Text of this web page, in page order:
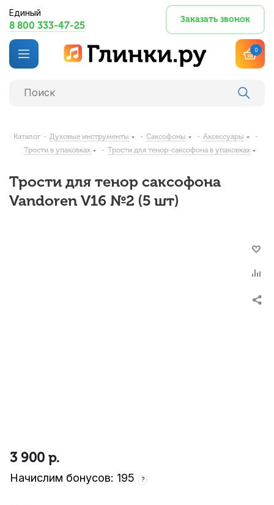
Единый
8 800 333-47-25
Заказать звонок
0
Каталог - Духовые инструменты - Саксофоны - Аксессуары
-
Трости в упаковках
- Трости для тенор-саксофона в упаковках
Трости для тенор саксофона
Vandoren V16 №2 (5 шт)
3 900 р.
Начислим бонусов: 195 ?